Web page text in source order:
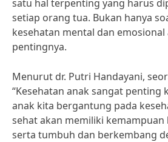
satu hal terpenting yang harus
setiap orang tua. Bukan hanya
kesehatan mental dan
pentingnya.
Menurut dr. Putri Handayani,
“Kesehatan anak sangat penting
anak kita bergantung pada
sehat akan memiliki kemampuan
serta tumbuh dan berkembang